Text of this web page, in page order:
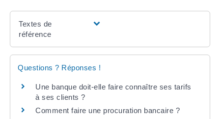
Textes de
référence
Questions ? Réponses !
Une banque doit-elle faire connaître ses tarifs
à ses clients ?
Comment faire une procuration bancaire ?